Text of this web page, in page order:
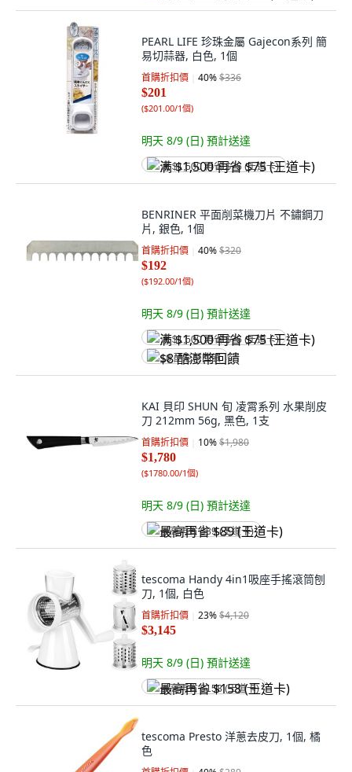
PEARL LIFE 珍珠金屬 Gajecon系列 簡
易切蒜器, 白色, 1個
首購折扣價 40%$336
$201
($201.00/1個)
明天 8/9 (日) 預計送達
满 $1,500 再省 $75 (王道卡)
BENRINER 平面削菜機刀片 不鏽鋼刀
片, 銀色, 1個
首購折扣價 40%$320
$192
($192.00/1個)
明天 8/9 (日) 預計送達
满 $1,500 再省 $75 (王道卡)
$8 酷澎幣回饋
KAI 貝印 SHUN 旬 凌霄系列 水果削皮
刀 212mm 56g, 黑色, 1支
首購折扣價 10%$1,980
$1,780
($1780.00/1個)
明天 8/9 (日) 預計送達
最高再省 $89 (王道卡)
tescoma Handy 4in1吸座手搖滾筒刨
刀, 1個, 白色
首購折扣價 23%$4,120
$3,145
明天 8/9 (日) 預計送達
最高再省 $158 (王道卡)
tescoma Presto 洋蔥去皮刀, 1個, 橘
色